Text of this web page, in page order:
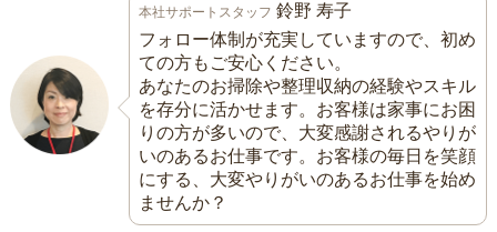
本社サポートスタッフ 鈴野 寿子
フォロー体制が充実していますので、初め
ての方もご安心ください。
あなたのお掃除や整理収納の経験やスキル
を存分に活かせます。お客様は家事にお困
りの方が多いので、大変感謝されるやりが
いのあるお仕事です。お客様の毎日を笑顔
にする、大変やりがいのあるお仕事を始め
ませんか？